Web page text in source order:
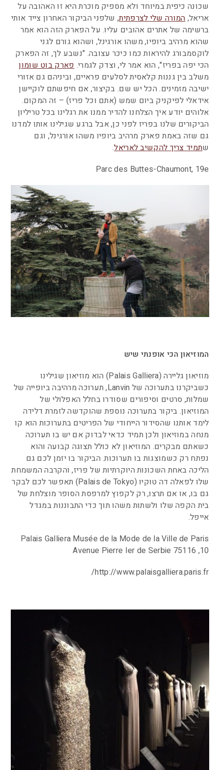
שכונה כיפית במיוחד ולא מספיק מוכרת היא זו האהובה על
אריאל,המורה שלי לצרפתית, שלפני הביקור האחרון צייד אותי
ברשימה של אתרים אהובים עליו. על הפארק הזה הוא אמר
שהוא מרהיב ביופיו, משהו אורגינל, ושהוא גורם לגני
לוקסמבורג להיראות כמו כיכר עצובה. "נשבע לך, זה הפארק
הכי יפה בפריז", הוא אמר לי, וצדק לגמרי.פארק בוט שומון
משלב בין גננות קלאסית לסלעים פראיים, וביניהם גם אזורי
ישיבה מזמינים. הכל יש שם. בקיצור, אם חיפשתם לוקיישן
אידאלי לפיקניק ביום שמש (אתם וכל פריז) – זה המקום.
אלוהים יודע איך הצלחנו להדיר ממנו את רגלינו בכל טריליון
הביקורים שלנו בפריז לפני כן, אבל ברגע שגילינו אותו למדנו
גם שזה באמת פארק מרהיב ביופיו משהו אורגינל, וגם
שתמיד צריך להקשיב לאריאל.
Parc des Buttes-Chaumont, 19e
המוזיאון הכי אופנתי שיש
מוזיאון גליירה (Palais Galliera) הוא מוזיאון שגילינו
כשביקרנו בתערוכה של Lanvin, תערוכה מרהיבה ביופייה של
שמלות, סרטים וסיפורים שסודרו בחלל האפלולי של
המוזיאון. ביקור בתערוכה נוספת שהוקדשה לזמרת דלידה
לימד אותנו שהסידור הייחודי של הפריטים בתערוכות הוא קו
מנחה במוזיאון ולכן תמיד כדאי לבדוק אם יש בו תערוכה
כשאתם מבקרים. המוזיאון לא כולל תצוגה קבועה והוא
נפתח רק כשמוצגות בו תערוכות. הביקור בו יזמן לכם גם
הליכה באחת השכונות היוקרתיות של פריז, והקרבה המשמחת
שלו לפאלה דה טוקיו (Palais de Tokyo) תאפשר לכם לבקר
גם בו, או אם תרצו, רק לקפוץ למרפסת הסופר מוצלחת של
בית הקפה שלו ולשתות משהו תוך כדי התבוננות במגדל
אייפל.
Palais Galliera Musée de la Mode de la Ville de Paris
10, Avenue Pierre Ier de Serbie 75116
http://www.palaisgalliera.paris.fr/